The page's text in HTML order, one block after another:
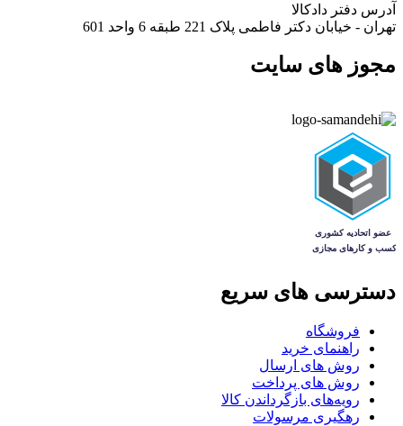
آدرس دفتر دادکالا
تهران - خیابان دکتر فاطمی پلاک 221 طبقه 6 واحد 601
مجوز های سایت
دسترسی های سریع
فروشگاه
راهنمای خرید
روش های ارسال
روش های پرداخت
رویه‌های بازگرداندن کالا
رهگیری مرسولات